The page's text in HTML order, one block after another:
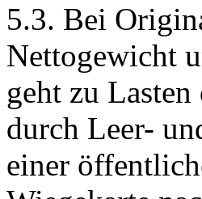
5.3. Bei
Nettogewicht
geht zu
durch Leer-
einer